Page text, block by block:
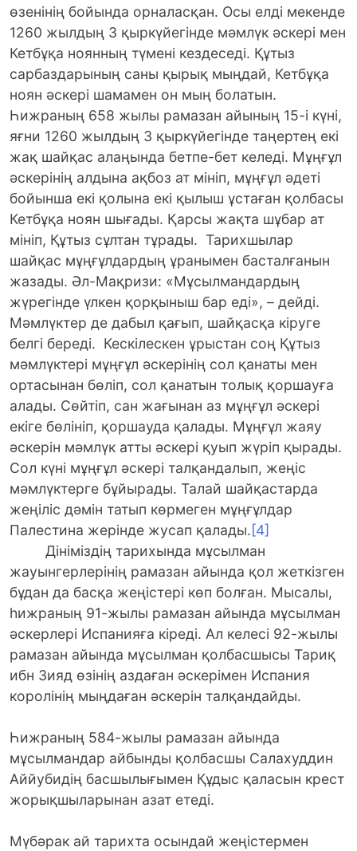
өзенінің бойында орналасқан. Осы елді мекенде
1260 жылдың 3 қыркүйегінде мәмлүк әскері мен
Кетбұқа ноянның түмені кездеседі. Құтыз
сарбаздарының саны қырық мыңдай, Кетбұқа
ноян әскері шамамен он мың болатын.
Һижраның 658 жылы рамазан айының 15-і күні,
яғни 1260 жылдың 3 қыркүйегінде таңертең екі
жақ шайқас алаңында бетпе-бет келеді. Мұңғұл
әскерінің алдына ақбоз ат мініп, мұңғұл әдеті
бойынша екі қолына екі қылыш ұстаған қолбасы
Кетбұқа ноян шығады. Қарсы жақта шұбар ат
мініп, Құтыз сұлтан тұрады. Тарихшылар
шайқас мұңғұлдардың ұранымен басталғанын
жазады. Әл-Мақризи: «Мұсылмандардың
жүрегінде үлкен қорқыныш бар еді», – дейді.
Мәмлүктер де дабыл қағып, шайқасқа кіруге
белгі береді. Кескілескен ұрыстан соң Құтыз
мәмлүктері мұңғұл әскерінің сол қанаты мен
ортасынан бөліп, сол қанатын толық қоршауға
алады. Сөйтіп, сан жағынан аз мұңғұл әскері
екіге бөлініп, қоршауда қалады. Мұңғұл жаяу
әскерін мәмлүк атты әскері қуып жүріп қырады.
Сол күні мұңғұл әскері талқандалып, жеңіс
мәмлүктерге бұйырады. Талай шайқастарда
жеңіліс дәмін татып көрмеген мұңғұлдар
Палестина жерінде жусап қалады.[4]
Дініміздің тарихында мұсылман
жауынгерлерінің рамазан айында қол жеткізген
бұдан да басқа жеңістері көп болған. Мысалы,
һижраның 91-жылы рамазан айында мұсылман
әскерлері Испанияға кіреді. Ал келесі 92-жылы
рамазан айында мұсылман қолбасшысы Тариқ
ибн Зияд өзінің аздаған әскерімен Испания
королінің мыңдаған әскерін талқандайды.
Һижраның 584-жылы рамазан айында
мұсылмандар айбынды қолбасшы Салахуддин
Аййубидің басшылығымен Құдыс қаласын крест
жорықшыларынан азат етеді.
Мүбәрак ай тарихта осындай жеңістермен